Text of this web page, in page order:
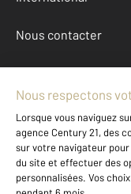
Nous contacter
Mentions